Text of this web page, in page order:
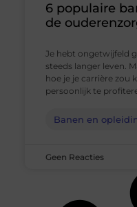
6 populaire
de
Je hebt ongetwijfeld
steeds langer leven.
hoe je je carrière zou
persoonlijk te
Banen en
Geen Reacties